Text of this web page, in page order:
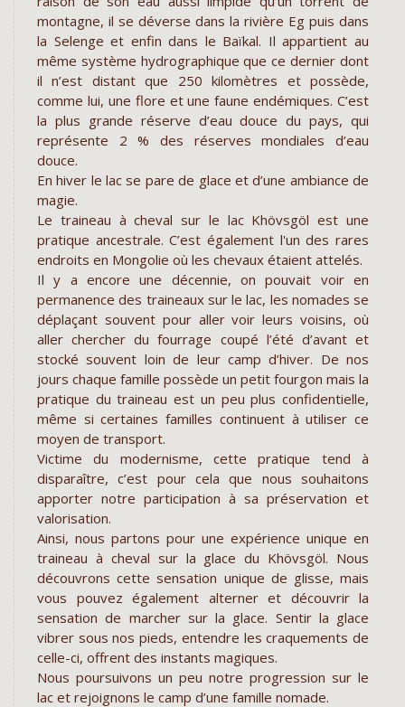
montagne, il se déverse dans la rivière Eg puis dans
la Selenge et enfin dans le Baïkal. Il appartient au
même système hydrographique que ce dernier dont
il n’est distant que 250 kilomètres et possède,
comme lui, une flore et une faune endémiques. C’est
la plus grande réserve d’eau douce du pays, qui
représente 2 % des réserves mondiales d’eau
douce.
En hiver le lac se pare de glace et d’une ambiance de
magie.
Le traineau à cheval sur le lac Khövsgöl est une
pratique ancestrale. C’est également l'un des rares
endroits en Mongolie où les chevaux étaient attelés.
Il y a encore une décennie, on pouvait voir en
permanence des traineaux sur le lac, les nomades se
déplaçant souvent pour aller voir leurs voisins, où
aller chercher du fourrage coupé l’été d’avant et
stocké souvent loin de leur camp d’hiver. De nos
jours chaque famille possède un petit fourgon mais la
pratique du traineau est un peu plus confidentielle,
même si certaines familles continuent à utiliser ce
moyen de transport.
Victime du modernisme, cette pratique tend à
disparaître, c’est pour cela que nous souhaitons
apporter notre participation à sa préservation et
valorisation.
Ainsi, nous partons pour une expérience unique en
traineau à cheval sur la glace du Khövsgöl. Nous
découvrons cette sensation unique de glisse, mais
vous pouvez également alterner et découvrir la
sensation de marcher sur la glace. Sentir la glace
vibrer sous nos pieds, entendre les craquements de
celle-ci, offrent des instants magiques.
Nous poursuivons un peu notre progression sur le
lac et rejoignons le camp d’une famille nomade.